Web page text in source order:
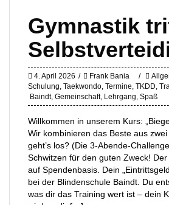
Gymnastik
4. April 2026 Frank Bania
Schulung, Taekwondo, Termine, TKDD,
Baindt, Gemeinschaft, Lehrgang, Spaß
Willkommen in unserem Kurs:
Wir kombinieren das Beste aus zwei
geht’s los? (Die 3-Abende-
Schwitzen für den guten Zweck!
auf Spendenbasis. Dein
bei der Blindenschule Baindt. Du
was dir das Training wert ist – dein